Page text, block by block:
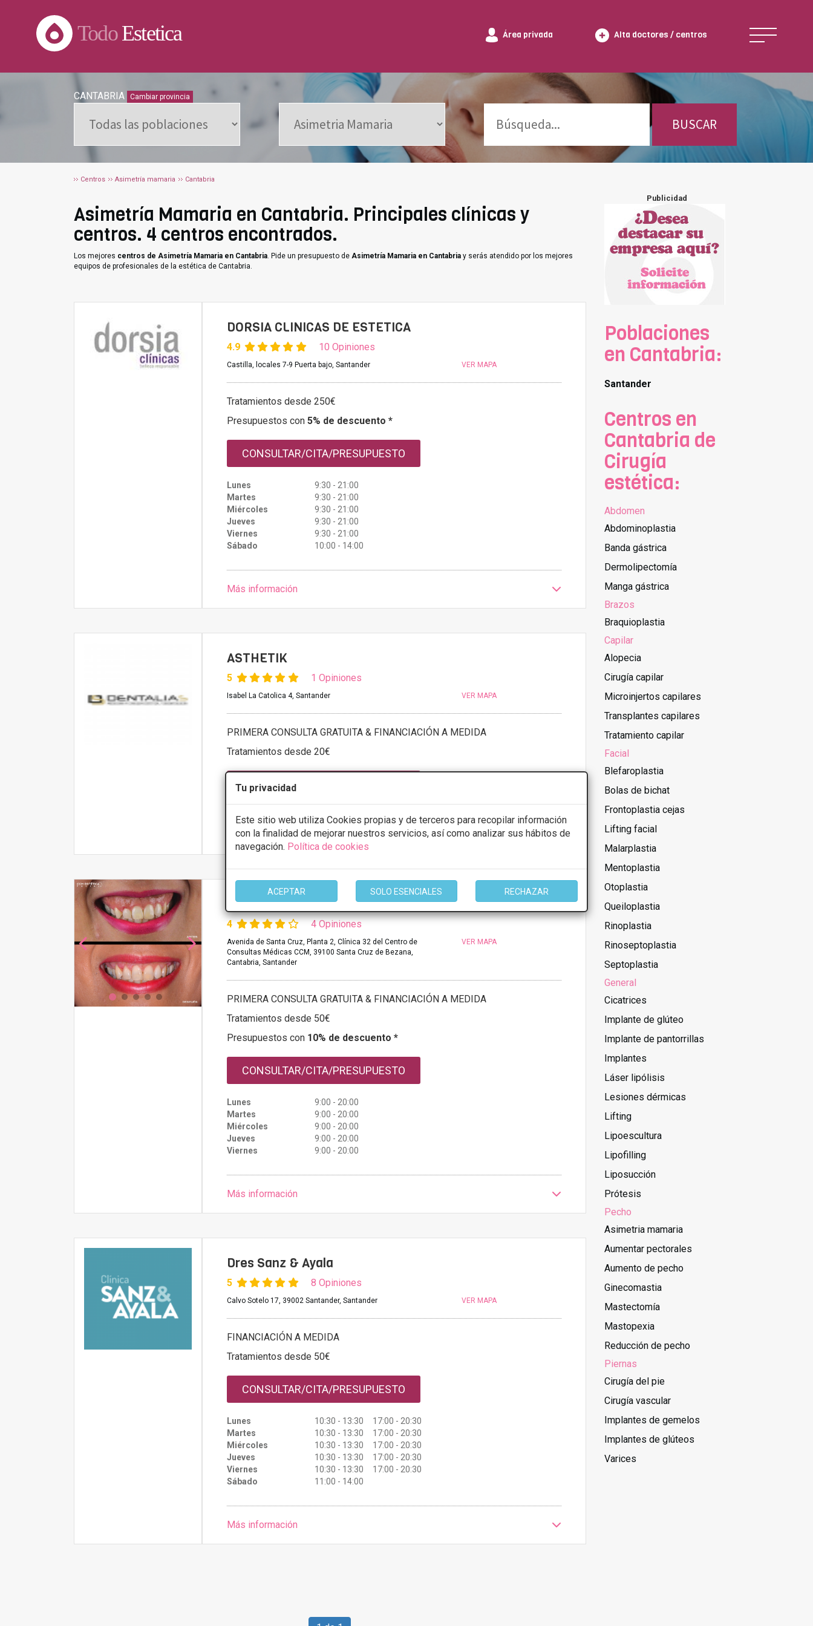
Tu privacidad
Este sitio web utiliza Cookies propias y de terceros para recopilar información
con la finalidad de mejorar nuestros servicios, así como analizar sus hábitos de
navegación. Política de cookies
ACEPTAR SOLO ESENCIALES RECHAZAR
TodoEstetica Área privada Alta doctores / centros
CANTABRIA Cambiar provincia
BUSCAR
Centros Asimetría mamaria Cantabria
Asimetría Mamaria en Cantabria. Principales clínicas y
centros. 4 centros encontrados.
Los mejores centros de Asimetría Mamaria en Cantabria. Pide un presupuesto de Asimetría Mamaria en Cantabria y serás atendido por los mejores
equipos de profesionales de la estética de Cantabria.
DORSIA CLINICAS DE ESTETICA
4.9 10 Opiniones
Castilla, locales 7-9 Puerta bajo, Santander VER MAPA
Tratamientos desde 250€
Presupuestos con 5% de descuento *
CONSULTAR/CITA/PRESUPUESTO
Lunes
9:30 - 21:00
Martes
9:30 - 21:00
Miércoles
9:30 - 21:00
Jueves
9:30 - 21:00
Viernes
9:30 - 21:00
Sábado
10:00 - 14:00
Más información
ASTHETIK
5 1 Opiniones
Isabel La Catolica 4, Santander VER MAPA
PRIMERA CONSULTA GRATUITA & FINANCIACIÓN A MEDIDA
Tratamientos desde 20€
CONSULTAR/CITA/PRESUPUESTO
Más información
Dr. Perez Villar
4 4 Opiniones
Avenida de Santa Cruz, Planta 2, Clínica 32 del Centro de
Consultas Médicas CCM, 39100 Santa Cruz de Bezana,
Cantabria, Santander
VER MAPA
PRIMERA CONSULTA GRATUITA & FINANCIACIÓN A MEDIDA
Tratamientos desde 50€
Presupuestos con 10% de descuento *
CONSULTAR/CITA/PRESUPUESTO
Lunes
9:00 - 20:00
Martes
9:00 - 20:00
Miércoles
9:00 - 20:00
Jueves
9:00 - 20:00
Viernes
9:00 - 20:00
Más información
Dres Sanz & Ayala
5 8 Opiniones
Calvo Sotelo 17, 39002 Santander, Santander VER MAPA
FINANCIACIÓN A MEDIDA
Tratamientos desde 50€
CONSULTAR/CITA/PRESUPUESTO
Lunes
10:30 - 13:30 17:00 - 20:30
Martes
10:30 - 13:30 17:00 - 20:30
Miércoles
10:30 - 13:30 17:00 - 20:30
Jueves
10:30 - 13:30 17:00 - 20:30
Viernes
10:30 - 13:30 17:00 - 20:30
Sábado
11:00 - 14:00
Más información
Publicidad
Poblaciones
en Cantabria:
Santander
Centros en
Cantabria de
Cirugía
estética:
Abdomen
Abdominoplastia
Banda gástrica
Dermolipectomía
Manga gástrica
Brazos
Braquioplastia
Capilar
Alopecia
Cirugía capilar
Microinjertos capilares
Transplantes capilares
Tratamiento capilar
Facial
Blefaroplastia
Bolas de bichat
Frontoplastia cejas
Lifting facial
Malarplastia
Mentoplastia
Otoplastia
Queiloplastia
Rinoplastia
Rinoseptoplastia
Septoplastia
General
Cicatrices
Implante de glúteo
Implante de pantorrillas
Implantes
Láser lipólisis
Lesiones dérmicas
Lifting
Lipoescultura
Lipofilling
Liposucción
Prótesis
Pecho
Asimetria mamaria
Aumentar pectorales
Aumento de pecho
Ginecomastia
Mastectomía
Mastopexia
Reducción de pecho
Piernas
Cirugía del pie
Cirugía vascular
Implantes de gemelos
Implantes de glúteos
Varices